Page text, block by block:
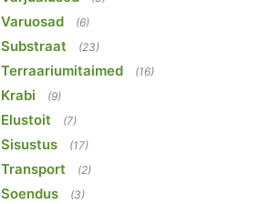
Varuosad (6)
Substraat (23)
Terraariumitaimed (16)
Krabi (9)
Elustoit (7)
Sisustus (17)
Transport (2)
Soendus (3)